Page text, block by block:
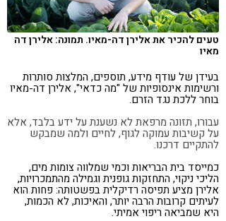
טעים להכיר את אלירן דה-מאיו. תמונה: אלירן דה
מאיו
בעידן של עודף מידע, תוספים, המלצות סותרות
ורשימות אינסופיות של "מה כדאי", אלירן דה-מאיו
בוחר ללכת נגד הזרם.
עבורו, תזונה מרפאת לא נשענת על ידע בלבד, אלא
על קשיבות עמוקה לגוף, לחיים ולמה שמבקש
להתקיים דרכנו.
כמייסד בית הבריאות וכמי שמלווה צומות מים,
הליכי ניקוי, התחזקות גופנית וגמילה מהתמכרויות,
אלירן מציע תפיסה רדיקלית בפשטותה: פחות הוא
לעיתים קרובות הרבה יותר, והאיכות, לא הכמות,
היא שמביאה ריפוי אמיתי.